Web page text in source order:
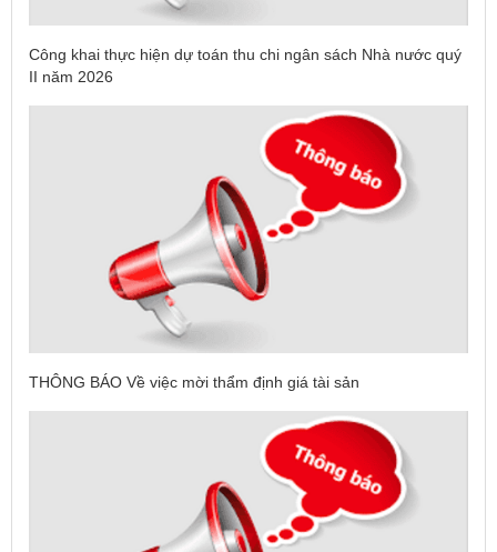
Công khai thực hiện dự toán thu chi ngân sách Nhà nước quý
II năm 2026
THÔNG BÁO Về việc mời thẩm định giá tài sản